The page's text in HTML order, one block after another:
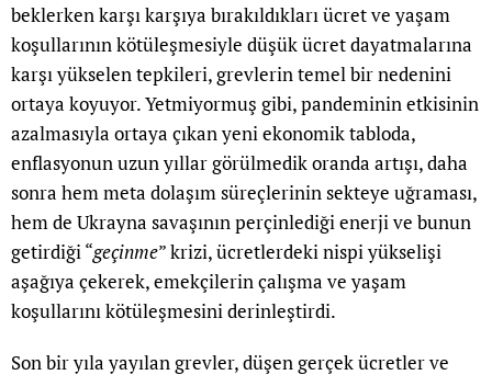
beklerken karşı karşıya bırakıldıkları ücret ve yaşam
koşullarının kötüleşmesiyle düşük ücret dayatmalarına
karşı yükselen tepkileri, grevlerin temel bir nedenini
ortaya koyuyor. Yetmiyormuş gibi, pandeminin etkisinin
azalmasıyla ortaya çıkan yeni ekonomik tabloda,
enflasyonun uzun yıllar görülmedik oranda artışı, daha
sonra hem meta dolaşım süreçlerinin sekteye uğraması,
hem de Ukrayna savaşının perçinlediği enerji ve bunun
getirdiği “geçinme” krizi, ücretlerdeki nispi yükselişi
aşağıya çekerek, emekçilerin çalışma ve yaşam
koşullarını kötüleşmesini derinleştirdi.
Son bir yıla yayılan grevler, düşen gerçek ücretler ve